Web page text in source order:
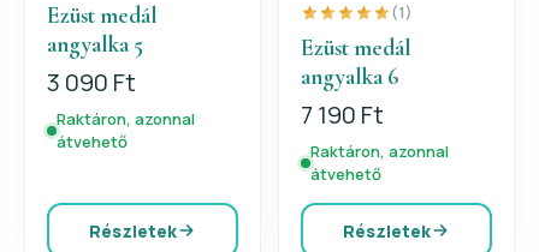
Ezüst medál
angyalka 5
3 090 Ft
Raktáron, azonnal
átvehető
Részletek
(1)
Ezüst medál
angyalka 6
7 190 Ft
Raktáron, azonnal
átvehető
Részletek